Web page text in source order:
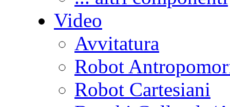
Video
Avvitatura
Robot
Robot Cartesiani